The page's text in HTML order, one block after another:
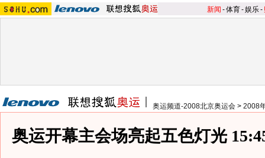
新闻 -体育-娱乐-
奥运频道-2008北京奥运会 > 2008
奥运开幕主会场亮起五色灯光